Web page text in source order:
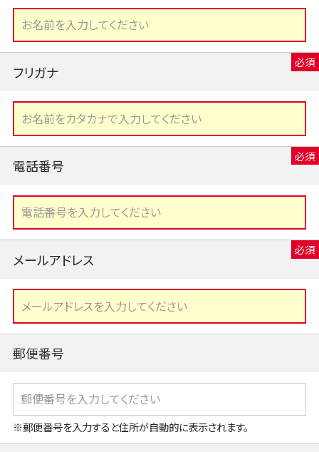
フリガナ
電話番号
メールアドレス
郵便番号
※郵便番号を入力すると住所が自動的に表示されます。